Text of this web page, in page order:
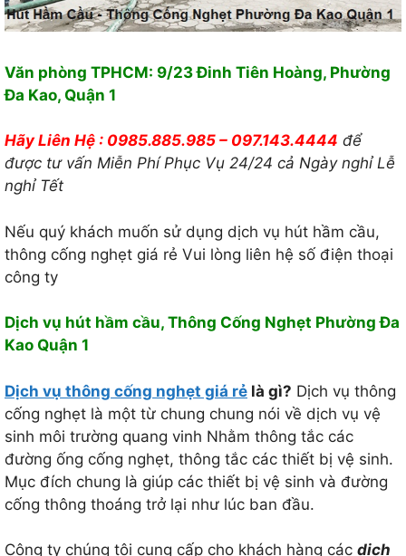
Văn phòng TPHCM: 9/23 Đinh Tiên Hoàng, Phường
Đa Kao, Quận 1
Hãy Liên Hệ : 0985.885.985 – 097.143.4444 để
được tư vấn Miễn Phí Phục Vụ 24/24 cả Ngày nghỉ Lễ
nghỉ Tết
Nếu quý khách muốn sử dụng dịch vụ hút hầm cầu,
thông cống nghẹt giá rẻ Vui lòng liên hệ số điện thoại
công ty
Dịch vụ hút hầm cầu, Thông Cống Nghẹt Phường Đa
Kao Quận 1
Dịch vụ thông cống nghẹt giá rẻ là gì? Dịch vụ thông
cống nghẹt là một từ chung chung nói về dịch vụ vệ
sinh môi trường quang vinh Nhằm thông tắc các
đường ống cống nghẹt, thông tắc các thiết bị vệ sinh.
Mục đích chung là giúp các thiết bị vệ sinh và đường
cống thông thoáng trở lại như lúc ban đầu.
Công ty chúng tôi cung cấp cho khách hàng các dịch